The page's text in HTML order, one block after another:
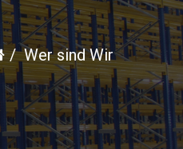
Wer sind Wir